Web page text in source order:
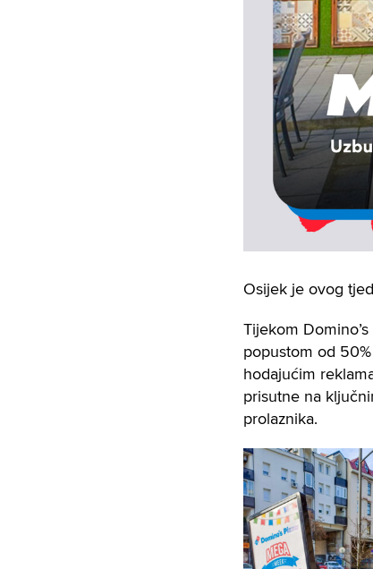
Osijek je ovog
Tijekom
popustom od
hodajućim
prisutne na
prolaznika.